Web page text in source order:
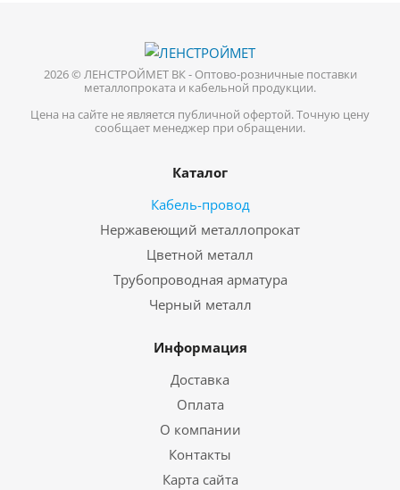
2026 © ЛЕНСТРОЙМЕТ ВК - Оптово-розничные поставки
металлопроката и кабельной продукции.
Цена на сайте не является публичной офертой. Точную цену
сообщает менеджер при обращении.
Каталог
Кабель-провод
Нержавеющий металлопрокат
Цветной металл
Трубопроводная арматура
Черный металл
Информация
Доставка
Оплата
О компании
Контакты
Карта сайта